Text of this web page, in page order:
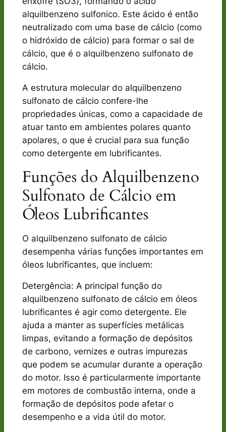
alquilbenzeno sulfonico. Este ácido é então
neutralizado com uma base de cálcio (como
o hidróxido de cálcio) para formar o sal de
cálcio, que é o alquilbenzeno sulfonato de
cálcio.
A estrutura molecular do alquilbenzeno
sulfonato de cálcio confere-lhe
propriedades únicas, como a capacidade de
atuar tanto em ambientes polares quanto
apolares, o que é crucial para sua função
como detergente em lubrificantes.
Funções do Alquilbenzeno
Sulfonato de Cálcio em
Óleos Lubrificantes
O alquilbenzeno sulfonato de cálcio
desempenha várias funções importantes em
óleos lubrificantes, que incluem:
Detergência: A principal função do
alquilbenzeno sulfonato de cálcio em óleos
lubrificantes é agir como detergente. Ele
ajuda a manter as superfícies metálicas
limpas, evitando a formação de depósitos
de carbono, vernizes e outras impurezas
que podem se acumular durante a operação
do motor. Isso é particularmente importante
em motores de combustão interna, onde a
formação de depósitos pode afetar o
desempenho e a vida útil do motor.